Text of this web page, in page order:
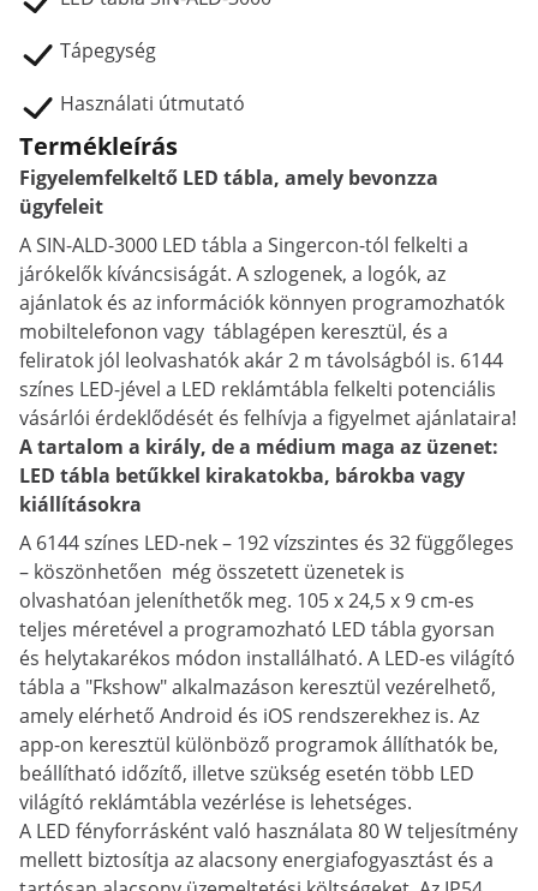
Tápegység
Használati útmutató
Termékleírás
Figyelemfelkeltő LED tábla, amely bevonzza
ügyfeleit
A SIN-ALD-3000 LED tábla a Singercon-tól felkelti a
járókelők kíváncsiságát. A szlogenek, a logók, az
ajánlatok és az információk könnyen programozhatók
mobiltelefonon vagy táblagépen keresztül, és a
feliratok jól leolvashatók akár 2 m távolságból is. 6144
színes LED-jével a LED reklámtábla felkelti potenciális
vásárlói érdeklődését és felhívja a figyelmet ajánlataira!
A tartalom a király, de a médium maga az üzenet:
LED tábla betűkkel kirakatokba, bárokba vagy
kiállításokra
A 6144 színes LED-nek – 192 vízszintes és 32 függőleges
– köszönhetően még összetett üzenetek is
olvashatóan jeleníthetők meg. 105 x 24,5 x 9 cm-es
teljes méretével a programozható LED tábla gyorsan
és helytakarékos módon installálható. A LED-es világító
tábla a "Fkshow" alkalmazáson keresztül vezérelhető,
amely elérhető Android és iOS rendszerekhez is. Az
app-on keresztül különböző programok állíthatók be,
beállítható időzítő, illetve szükség esetén több LED
világító reklámtábla vezérlése is lehetséges.
A LED fényforrásként való használata 80 W teljesítmény
mellett biztosítja az alacsony energiafogyasztást és a